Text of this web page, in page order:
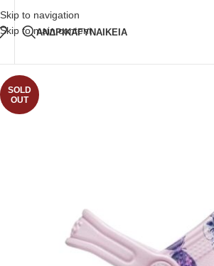
Skip to navigation
Skip to main content
Δωρεάν Μεταφορικά
ΑΝΔΡΙΚΑΓΥΝΑΙΚΕΙΑ
SOLD
OUT